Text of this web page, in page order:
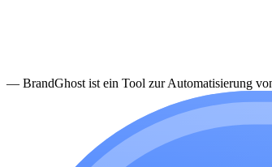
— BrandGhost ist ein Tool zur Automatisierung